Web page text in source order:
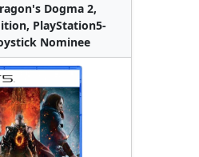
Dogma 2,
PlayStation5-
Nominee